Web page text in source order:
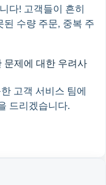
다! 고객들이 흔히
수량 주문, 중복 주
문제에 대한 우려사
고객 서비스 팀에
드리겠습니다.